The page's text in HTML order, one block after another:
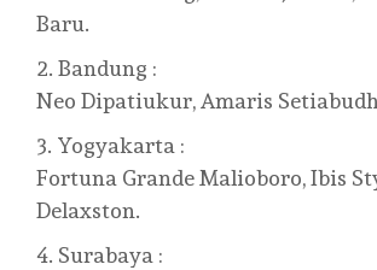
Baru.
Bandung :
Neo Dipatiukur, Amaris
Yogyakarta :
Fortuna Grande Malioboro, Ibis
Delaxston.
Surabaya :